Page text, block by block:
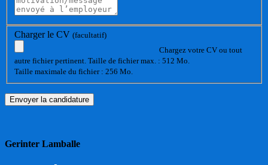
Charger le CV (facultatif)
Chargez votre CV ou tout
autre fichier pertinent. Taille de fichier max. : 512 Mo.
Taille maximale du fichier : 256 Mo.
Gerinter Lamballe